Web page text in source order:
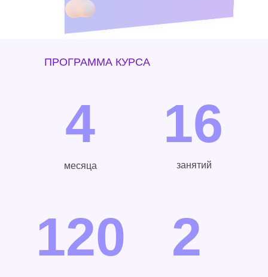
ПРОГРАММА КУРСА
4
месяца
16
занятий
120 2